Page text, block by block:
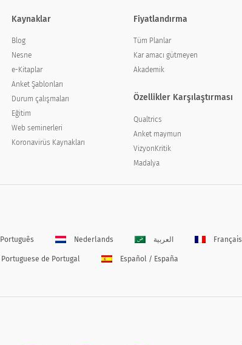
Kaynaklar
Blog
Nesne
e-Kitaplar
Anket Şablonları
Durum çalışmaları
Eğitim
Web seminerleri
Koronavirüs Kaynakları
Fiyatlandırma
Tüm Planlar
Kar amacı gütmeyen
Akademik
Özellikler Karşılaştırması
Qualtrics
Anket maymun
VizyonKritik
Madalya
Português Nederlands العربية Français
Portuguese de Portugal Español / España